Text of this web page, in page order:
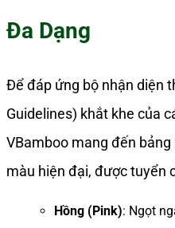
Đa Dạng
Để đáp ứng bộ nhận diện
Guidelines) khắt khe của
VBamboo mang đến
màu hiện đại, được tuyển
Hồng (Pink): Ngọt